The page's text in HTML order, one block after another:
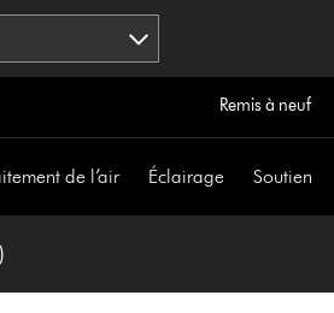
Remis à neuf
de l’air Éclairage Soutien